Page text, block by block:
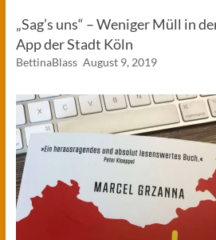
„Sag’s uns“ – Weniger Müll in
App der Stadt Köln
BettinaBlass August 9, 2019